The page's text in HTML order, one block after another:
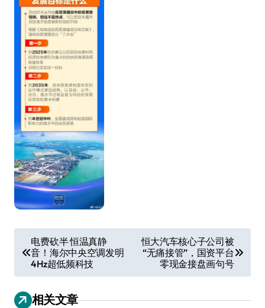
章
导
航
电费砍半 恒温真静
音！海尔中央空调发明
4Hz超低频科技
恒大汽车核心子公司被
“无痛接管”，国资平台
零现金接盘画句号
相关文章